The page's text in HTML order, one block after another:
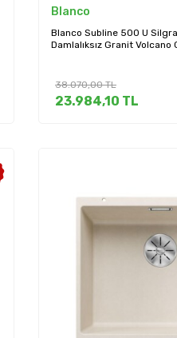
Blanco
Blanco Subline 500 U
Damlalıksız Granit
38.070,00TL
23.984,10 TL